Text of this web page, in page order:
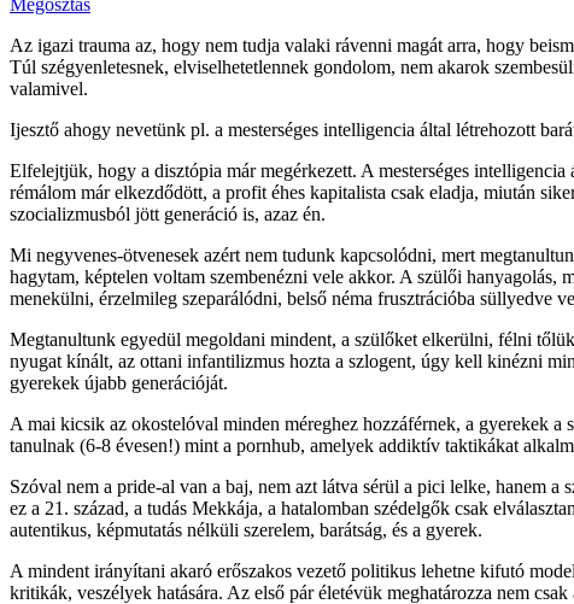
Az igazi trauma az, hogy nem tudja valaki rávenni magát arra, hogy
Túl szégyenletesnek, elviselhetetlennek gondolom, nem akarok
valamivel.
Ijesztő ahogy nevetünk pl. a mesterséges intelligencia által létrehozott
Elfelejtjük, hogy a disztópia már megérkezett. A mesterséges
rémálom már elkezdődött, a profit éhes kapitalista csak eladja, miután
szocializmusból jött generáció is, azaz én.
Mi negyvenes-ötvenesek azért nem tudunk kapcsolódni, mert
hagytam, képtelen voltam szembenézni vele akkor. A szülői
menekülni, érzelmileg szeparálódni, belső néma frusztrációba süllyedve
Megtanultunk egyedül megoldani mindent, a szülőket elkerülni, félni
nyugat kínált, az ottani infantilizmus hozta a szlogent, úgy kell kinézni
gyerekek újabb generációját.
A mai kicsik az okostelóval minden méreghez hozzáférnek, a gyerekek
tanulnak (6-8 évesen!) mint a pornhub, amelyek addiktív taktikákat
Szóval nem a pride-al van a baj, nem azt látva sérül a pici lelke, hanem a
ez a 21. század, a tudás Mekkája, a hatalomban szédelgők csak
autentikus, képmutatás nélküli szerelem, barátság, és a gyerek.
A mindent irányítani akaró erőszakos vezető politikus lehetne kifutó
kritikák, veszélyek hatására. Az első pár életévük meghatározza nem